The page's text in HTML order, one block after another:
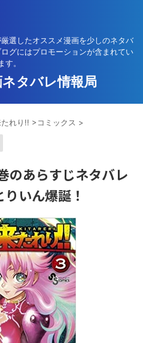
選したオススメ漫画を少しのネタバ
グにはプロモーションが含まれてい
ます。
タバレ情報局
たれり!! >コミックス >
のあらすじネタバレ
いん爆誕！